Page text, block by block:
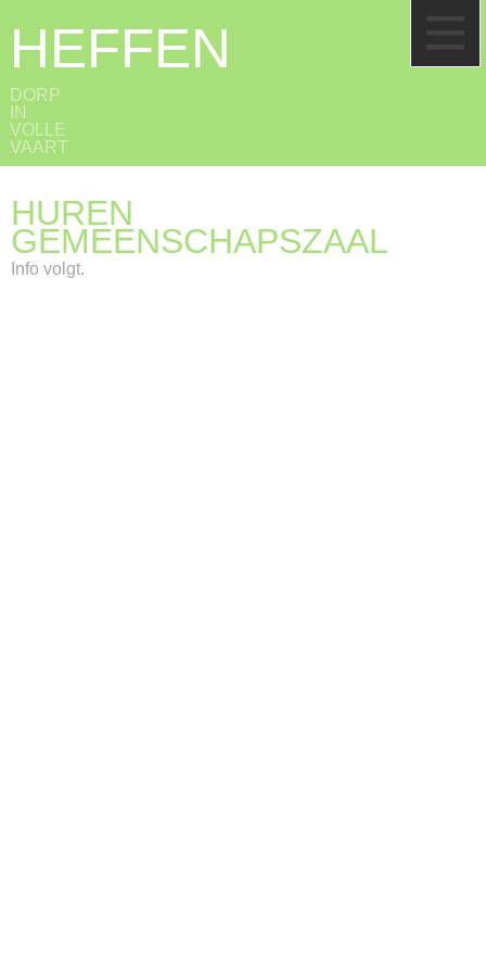
HEFFEN
DORP
IN
VOLLE
VAART
HUREN
GEMEENSCHAPSZAAL
Info volgt.